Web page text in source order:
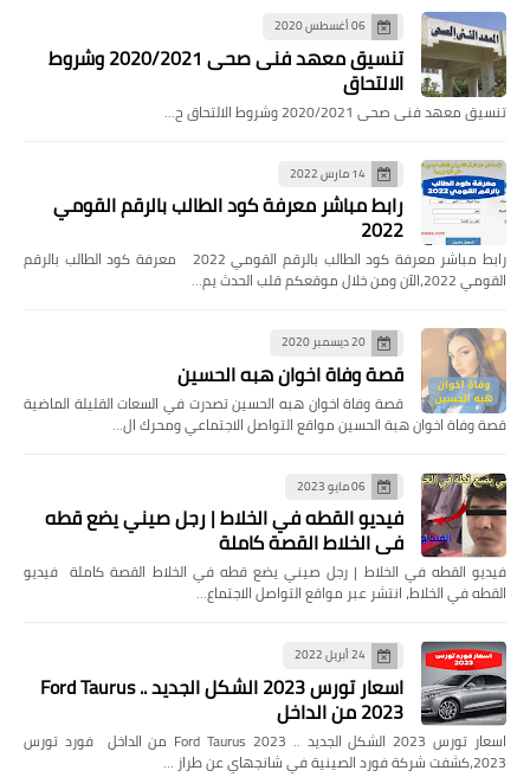
06 أغسطس 2020
تنسيق معهد فنى صحى 2020/2021 وشروط
الالتحاق
تنسيق معهد فنى صحى 2020/2021 وشروط الالتحاق ح…
14 مارس 2022
رابط مباشر معرفة كود الطالب بالرقم القومي
2022
رابط مباشر معرفة كود الطالب بالرقم القومي 2022 معرفة كود الطالب بالرقم
القومي 2022،الآن ومن خلال موقعكم قلب الحدث يم…
20 ديسمبر 2020
قصة وفاة اخوان هبه الحسين
قصة وفاة اخوان هبه الحسين تصدرت في السعات القليلة الماضية
قصة وفاة اخوان هبة الحسين مواقع التواصل الاجتماعي ومحرك ال…
06 مايو 2023
فيديو القطه في الخلاط | رجل صيني يضع قطه
في الخلاط القصة كاملة
فيديو القطه في الخلاط | رجل صيني يضع قطه في الخلاط القصة كاملة فيديو
القطه في الخلاط، انتشر عبر مواقع التواصل الاجتماع…
24 أبريل 2022
اسعار تورس 2023 الشكل الجديد .. Ford Taurus
2023 من الداخل
اسعار تورس 2023 الشكل الجديد .. Ford Taurus 2023 من الداخل فورد تورس
2023،كشفت شركة فورد الصينية في شانجهاي عن طراز …